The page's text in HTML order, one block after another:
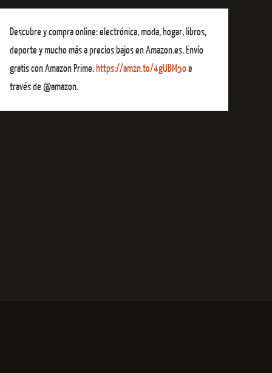
Descubre y compra online: electrónica, moda, hogar, libros,
deporte y mucho más a precios bajos en Amazon.es. Envío
gratis con Amazon Prime.https://amzn.to/4gUBM5oa
través de @amazon.